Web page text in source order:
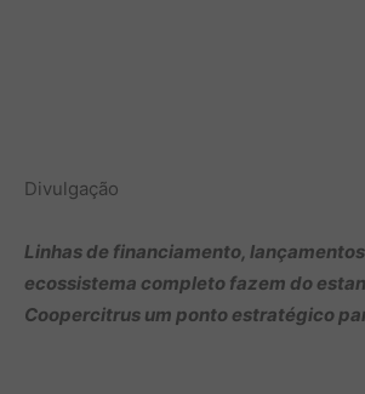
Divulgação
Linhas de financiamento,
ecossistema completo fazem do
Coopercitrus um ponto estratégico